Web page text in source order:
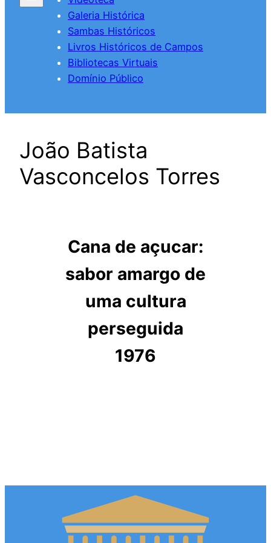
Galeria Histórica
Sambas Históricos
Livros Históricos de Campos
Bibliotecas Virtuais
Domínio Público
João Batista
Vasconcelos Torres
Cana de açucar:
sabor amargo de
uma cultura
perseguida
1976